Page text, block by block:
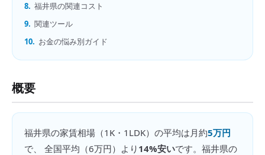
8. 福井県の関連コスト
9. 関連ツール
10. お金の悩み別ガイド
概要
福井県の家賃相場（1K・1LDK） の平均は月約5万円
で、 全国平均（6万円）より 14%安いです。 福井県の